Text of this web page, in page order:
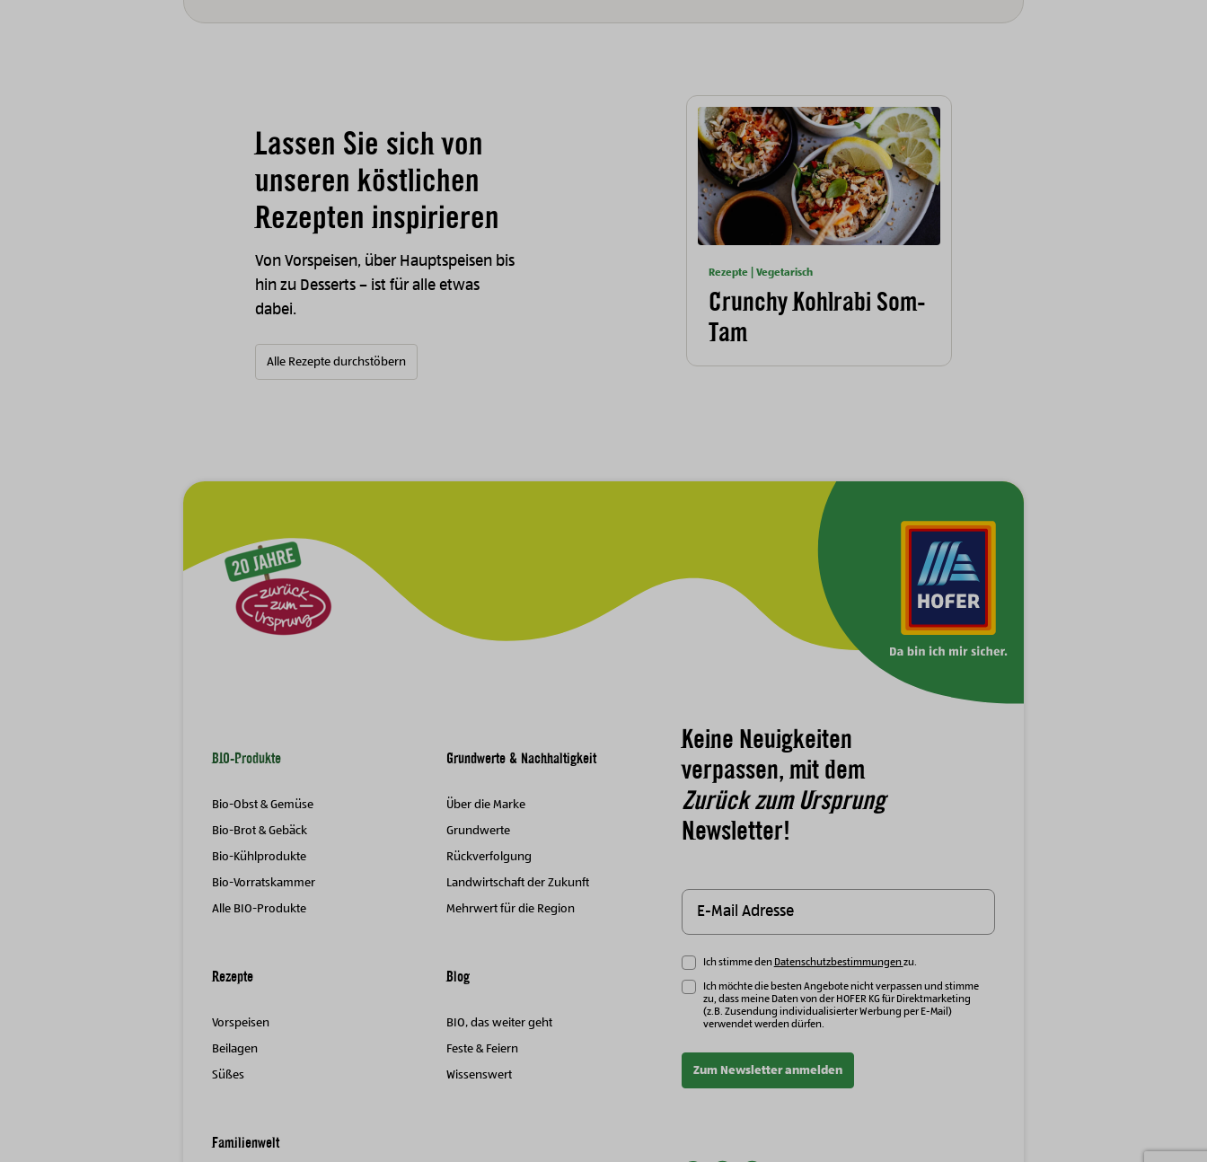
Rezepte | Vegetarisch
Crunchy Kohlrabi Som-
Tam
Lassen Sie sich von
unseren köstlichen
Rezepten inspirieren
Von Vorspeisen, über Hauptspeisen bis
hin zu Desserts – ist für alle etwas
dabei.
Alle Rezepte durchstöbern
Keine Neuigkeiten
verpassen, mit dem
Zurück zum Ursprung
Newsletter!
Ich stimme den Datenschutzbestimmungenzu.
Ich möchte die besten Angebote nicht verpassen und stimme
zu, dass meine Daten von der HOFER KG für Direktmarketing
(z.B. Zusendung individualisierter Werbung per E-Mail)
verwendet werden dürfen.
Zum Newsletter anmelden
BIO-Produkte
Bio-Obst & Gemüse
Bio-Brot & Gebäck
Bio-Kühlprodukte
Bio-Vorratskammer
Alle BIO-Produkte
Grundwerte & Nachhaltigkeit
Über die Marke
Grundwerte
Rückverfolgung
Landwirtschaft der Zukunft
Mehrwert für die Region
Rezepte
Vorspeisen
Beilagen
Süßes
Blog
BIO, das weiter geht
Feste & Feiern
Wissenswert
Familienwelt